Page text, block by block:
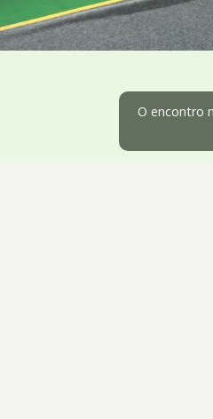
Acessibilidade
5
O encontro